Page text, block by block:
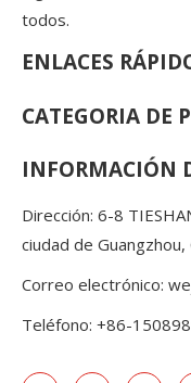
todos.
ENLACES
CATEGORIA DE
INFORMACIÓN
Dirección: 6-8
ciudad de Guangzhou,
Correo electrónico:
Teléfono: +86-